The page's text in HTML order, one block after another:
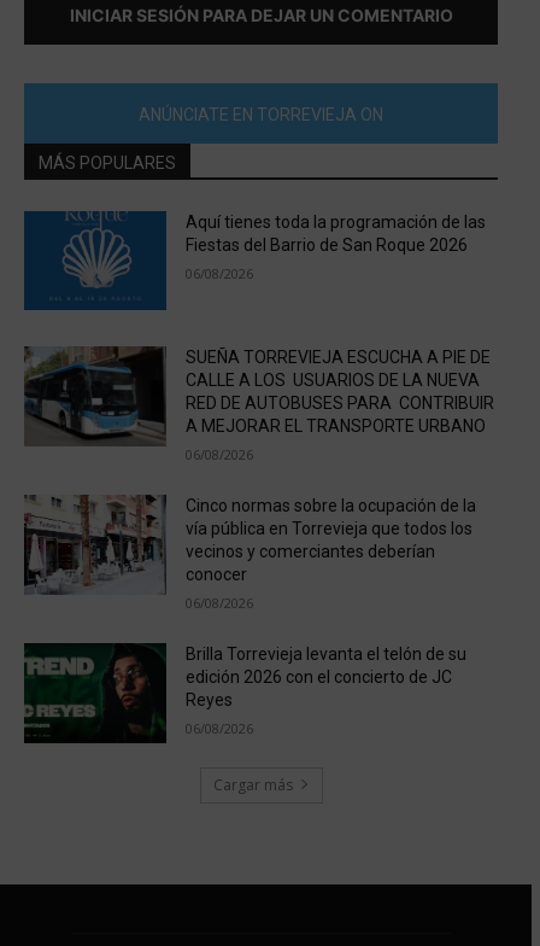
INICIAR SESIÓN PARA DEJAR UN COMENTARIO
ANÚNCIATE EN TORREVIEJA ON
MÁS POPULARES
Aquí tienes toda la programación de las
Fiestas del Barrio de San Roque 2026
06/08/2026
SUEÑA TORREVIEJA ESCUCHA A PIE DE
CALLE A LOS USUARIOS DE LA NUEVA
RED DE AUTOBUSES PARA CONTRIBUIR
A MEJORAR EL TRANSPORTE URBANO
06/08/2026
Cinco normas sobre la ocupación de la
vía pública en Torrevieja que todos los
vecinos y comerciantes deberían
conocer
06/08/2026
Brilla Torrevieja levanta el telón de su
edición 2026 con el concierto de JC
Reyes
06/08/2026
Cargar más